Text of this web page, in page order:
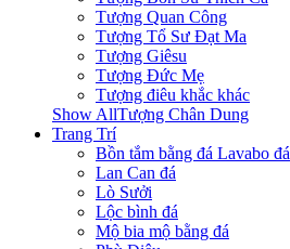
Tượng Quan Công
Tượng Tổ Sư Đạt Ma
Tượng Giêsu
Tượng Đức Mẹ
Tượng điêu khắc khác
Show AllTượng Chân Dung
Trang Trí
Bồn tắm bằng đá Lavabo đá
Lan Can đá
Lò Sưởi
Lộc bình đá
Mộ bia mộ bằng đá